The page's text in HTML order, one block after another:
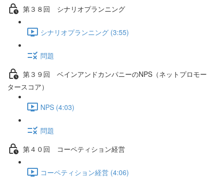
第３８回 シナリオプランニング
シナリオプランニング (3:55)
問題
第３９回 ベインアンドカンパニーのNPS（ネットプロモー
タースコア）
NPS (4:03)
問題
第４０回 コーペティション経営
コーペティション経営 (4:06)